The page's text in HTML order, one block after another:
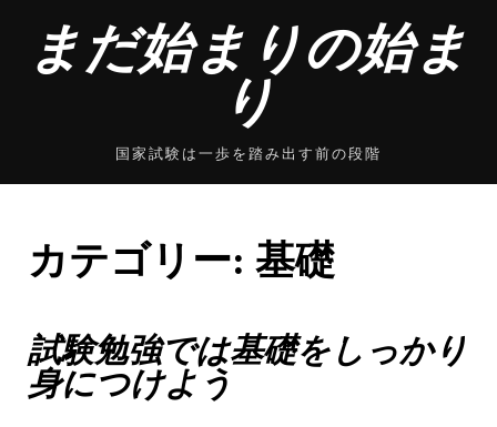
contentまだ始まりの始ま
り
国家試験は一歩を踏み出す前の段階
カテゴリー: 基礎
試験勉強では基礎をしっかり
身につけよう